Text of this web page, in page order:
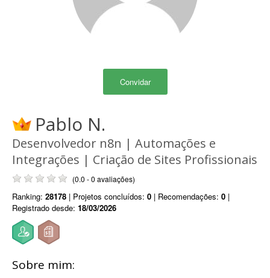
Convidar
Pablo N.
Desenvolvedor n8n | Automações e
Integrações | Criação de Sites Profissionais
(0.0 - 0 avaliações)
Ranking: 28178 | Projetos concluídos: 0 | Recomendações: 0 |
Registrado desde: 18/03/2026
Sobre mim: